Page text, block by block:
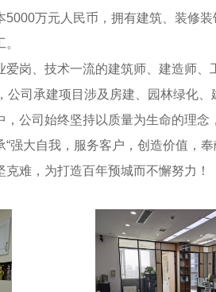
5000万元人民币，拥有建筑、装修
爱岗、技术一流的建筑师、建造师
公司承建项目涉及房建、园林绿化
，公司始终坚持以质量为生命的理
强大自我，服务客户，创造价值，
难，为打造百年预城而不懈努力！